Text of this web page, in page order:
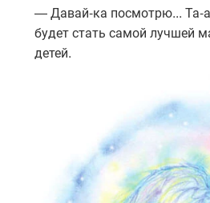
— Давай-ка посмотрю... Та-
будет стать самой лучшей
детей.